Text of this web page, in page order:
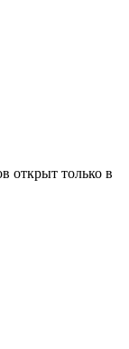
открыт только в